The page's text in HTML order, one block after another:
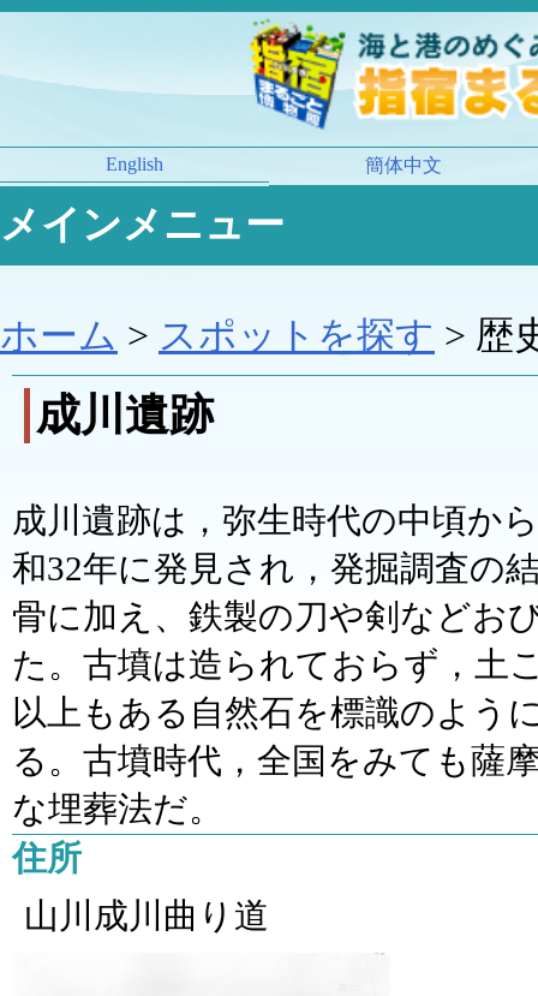
English 簡体中文
メインメニュー
ホーム > スポットを探す > 歴
成川遺跡
成川遺跡は，弥生時代の中頃か
和32年に発見され，発掘調査の
骨に加え、鉄製の刀や剣などお
た。古墳は造られておらず，土
以上もある自然石を標識のよう
る。古墳時代，全国をみても薩
な埋葬法だ。
住所
山川成川曲り道